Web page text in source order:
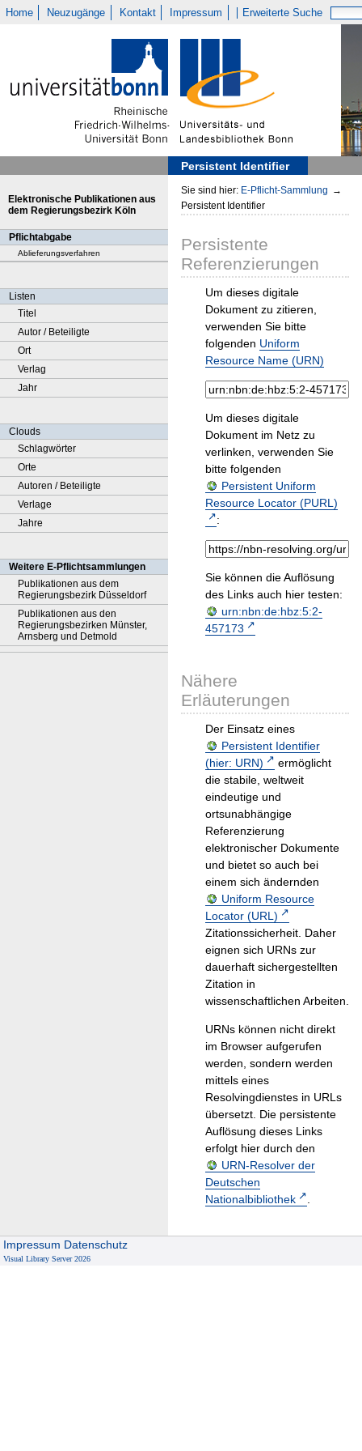
Home Neuzugänge Kontakt Impressum Erweiterte Suche
Persistent Identifier
Elektronische Publikationen aus
dem Regierungsbezirk Köln
Pflichtabgabe
Ablieferungsverfahren
Listen
Titel
Autor / Beteiligte
Ort
Verlag
Jahr
Clouds
Schlagwörter
Orte
Autoren / Beteiligte
Verlage
Jahre
Weitere E-Pflichtsammlungen
Publikationen aus dem
Regierungsbezirk Düsseldorf
Publikationen aus den
Regierungsbezirken Münster,
Arnsberg und Detmold
Sie sind hier: E-Pflicht-Sammlung →
Persistent Identifier
Persistente
Referenzierungen
Um dieses digitale
Dokument zu zitieren,
verwenden Sie bitte
folgenden Uniform
Resource Name (URN)
Um dieses digitale
Dokument im Netz zu
verlinken, verwenden Sie
bitte folgenden
Persistent Uniform
Resource Locator (PURL)
:
Sie können die Auflösung
des Links auch hier testen:
urn:nbn:de:hbz:5:2-
457173
Nähere
Erläuterungen
Der Einsatz eines
Persistent Identifier
(hier: URN)
ermöglicht
die stabile, weltweit
eindeutige und
ortsunabhängige
Referenzierung
elektronischer Dokumente
und bietet so auch bei
einem sich ändernden
Uniform Resource
Locator (URL)
Zitationssicherheit. Daher
eignen sich URNs zur
dauerhaft sichergestellten
Zitation in
wissenschaftlichen Arbeiten.
URNs können nicht direkt
im Browser aufgerufen
werden, sondern werden
mittels eines
Resolvingdienstes in URLs
übersetzt. Die persistente
Auflösung dieses Links
erfolgt hier durch den
URN-Resolver der
Deutschen
Nationalbibliothek
.
Impressum Datenschutz
Visual Library Server 2026